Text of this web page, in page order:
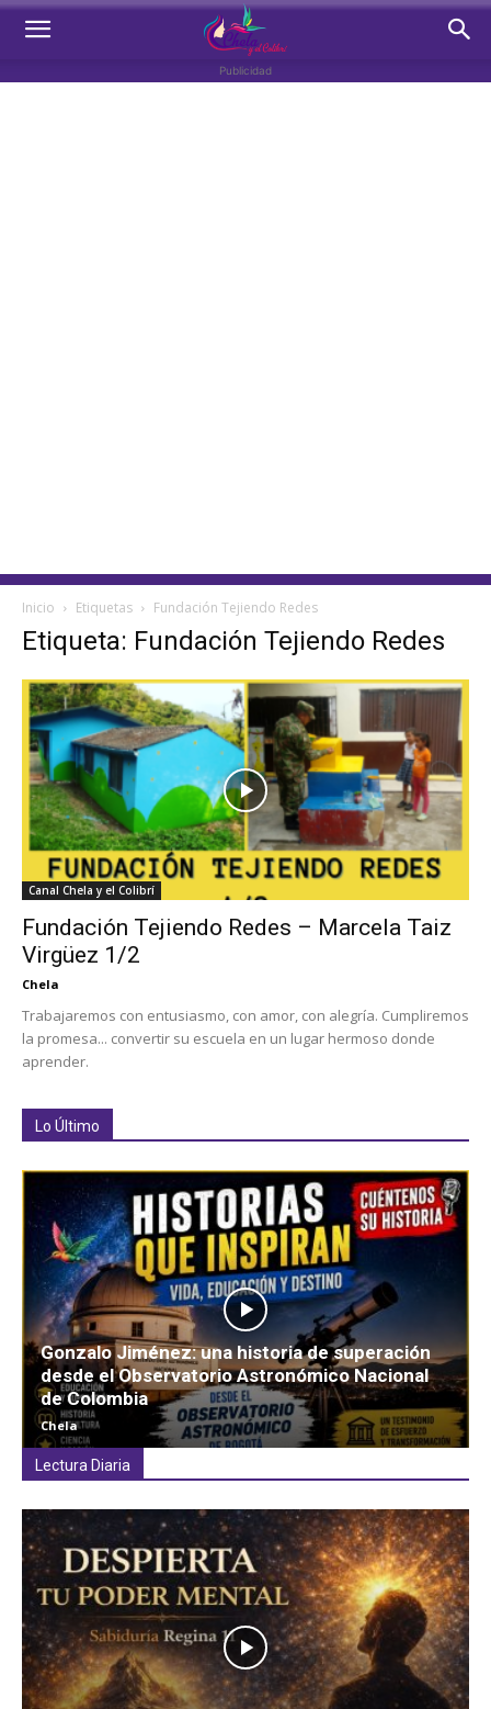
Publicidad
Inicio Etiquetas Fundación Tejiendo Redes
Etiqueta: Fundación Tejiendo Redes
Canal Chela y el Colibrí
Fundación Tejiendo Redes – Marcela Taiz
Virgüez 1/2
Chela
Trabajaremos con entusiasmo, con amor, con alegría. Cumpliremos
la promesa... convertir su escuela en un lugar hermoso donde
aprender.
Lo Último
Gonzalo Jiménez: una historia de superación
desde el Observatorio Astronómico Nacional
de Colombia
Chela
Lectura Diaria